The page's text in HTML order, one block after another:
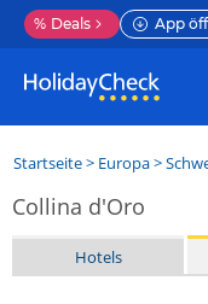
% Deals App
Startseite> Europa>
Collina d'Oro
Hotels